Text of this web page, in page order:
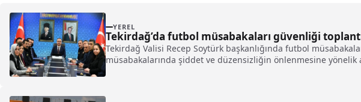
YEREL
Tekirdağ’da futbol müsabakaları güvenliği
Tekirdağ Valisi Recep Soytürk başkanlığında futbol
müsabakalarında şiddet ve düzensizliğin önlenmesine yönelik